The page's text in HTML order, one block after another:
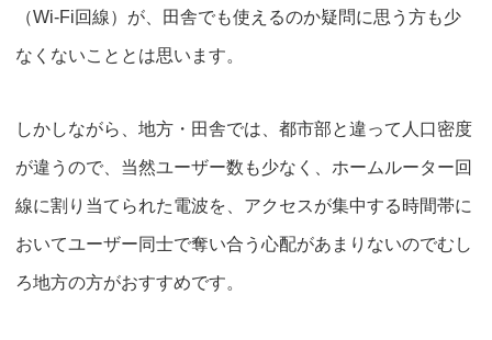
（Wi-Fi回線）が、田舎でも使えるのか疑問に思う方も少
なくないこととは思います。
しかしながら、地方・田舎では、都市部と違って人口密度
が違うので、当然ユーザー数も少なく、ホームルーター回
線に割り当てられた電波を、アクセスが集中する時間帯に
おいてユーザー同士で奪い合う心配があまりないのでむし
ろ地方の方がおすすめです。